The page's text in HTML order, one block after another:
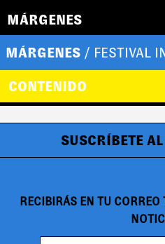
MÁRGENES
MÁRGENES / FESTIVAL
CONTENIDO
SUSCRÍBETE
RECIBIRÁS EN TU